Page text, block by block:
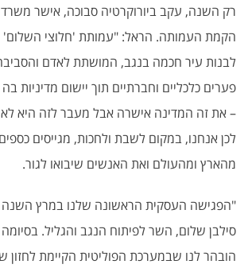
רק השנה, עקב ביורוקרטיה סבוכה, אישר
הקמת העמותה. הראל: "עמותת 'חלוצי
לבנות עיר חכמה בנגב, המושתת לאדם
פערים כלכליים וחברתיים תוך יישום מדיניות
– את זה המדינה אישרה אבל מעבר לזה היא
לכן אנחנו, במקום לשבת ולחכות, מגייסים
מהארץ ומהעולם ואת האנשים שיבואו לגור.
"הפגישה העסקית הראשונה שלנו במרץ
סילבן שלום, השר לפיתוח הנגב והגליל.
הובהר לנו שבמערכת הפוליטית הקיימת לחזון